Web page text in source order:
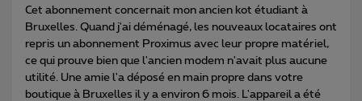
Cet abonnement concernait mon ancien kot étudiant à
Bruxelles. Quand j'ai déménagé, les nouveaux locataires ont
repris un abonnement Proximus avec leur propre matériel,
ce qui prouve bien que l'ancien modem n'avait plus aucune
utilité. Une amie l'a déposé en main propre dans votre
boutique à Bruxelles il y a environ 6 mois. L'appareil a été